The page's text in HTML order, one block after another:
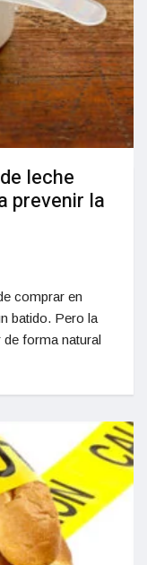
leche
prevenir la
comprar en
batido. Pero la
de forma natural